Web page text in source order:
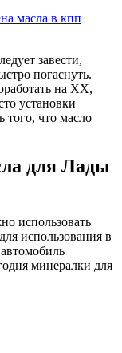
масла в кпп
завести,
погаснуть.
на ХХ,
установки
того, что масло
для Лады
использовать
использования в
минералки для